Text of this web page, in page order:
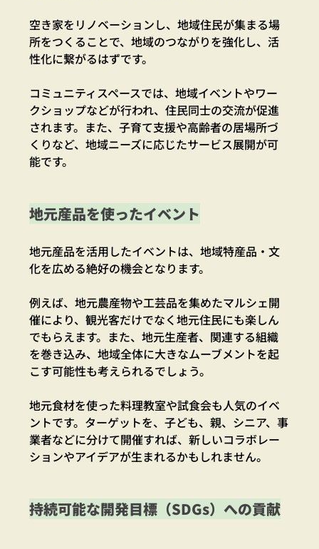
空き家をリノベーションし、地域住民が集まる場
所をつくることで、地域のつながりを強化し、活
性化に繋がるはずです。
コミュニティスペースでは、地域イベントやワー
クショップなどが行われ、住民同士の交流が促進
されます。また、子育て支援や高齢者の居場所づ
くりなど、地域ニーズに応じたサービス展開が可
能です。
地元産品を使ったイベント
地元産品を活用したイベントは、地域特産品・文
化を広める絶好の機会となります。
例えば、地元農産物や工芸品を集めたマルシェ開
催により、観光客だけでなく地元住民にも楽しん
でもらえます。また、地元生産者、関連する組織
を巻き込み、地域全体に大きなムーブメントを起
こす可能性も考えられるでしょう。
地元食材を使った料理教室や試食会も人気のイベ
ントです。ターゲットを、子ども、親、シニア、事
業者などに分けて開催すれば、新しいコラボレー
ションやアイデアが生まれるかもしれません。
持続可能な開発目標（SDGs）への貢献